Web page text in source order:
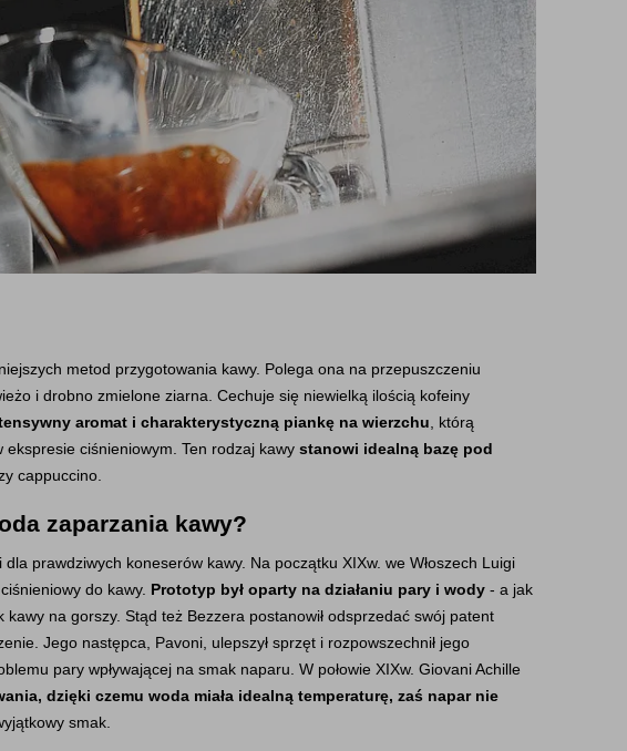
metod przygotowania kawy. Polega ona na przepuszczeniu
i drobno zmielone ziarna. Cechuje się niewielką ilością kofeiny
aromat i charakterystyczną piankę na wierzchu , którą
ekspresie ciśnieniowym. Ten rodzaj kawy stanowi idealną bazę pod
cappuccino.
zaparzania kawy?
prawdziwych koneserów kawy. Na początku XIXw. we Włoszech Luigi
do kawy. Prototyp był oparty na działaniu pary i wody - a jak
na gorszy. Stąd też Bezzera postanowił odsprzedać swój patent
Jego następca, Pavoni, ulepszył sprzęt i rozpowszechnił jego
pary wpływającej na smak naparu. W połowie XIXw. Giovani Achille
dzięki czemu woda miała idealną temperaturę, zaś napar nie
smak.